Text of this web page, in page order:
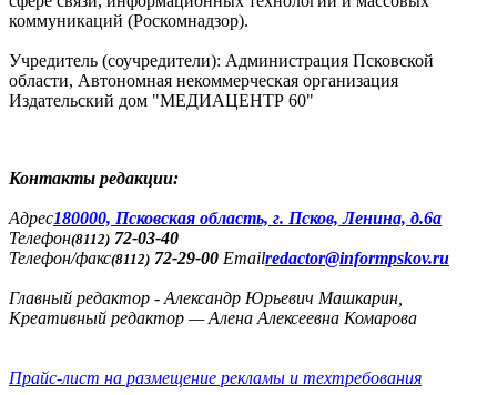
коммуникаций (Роскомнадзор).
Учредитель (соучредители): Администрация Псковской
области, Автономная некоммерческая организация
Издательский дом "МЕДИАЦЕНТР 60"
Контакты редакции:
Адреc180000, Псковская область, г. Псков, Ленина, д.6а
Телефон(8112) 72-03-40
Телефон/факс(8112) 72-29-00 Emailredactor@informpskov.ru
Главный редактор - Александр Юрьевич Машкарин,
Креативный редактор — Алена Алексеевна Комарова
Прайс-лист на размещение рекламы и техтребования